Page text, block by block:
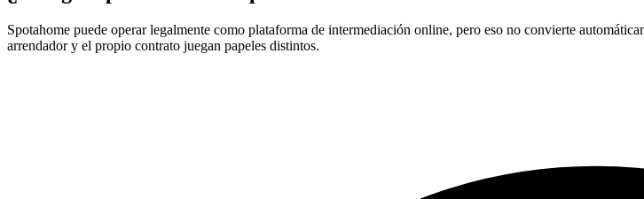
Spotahome puede operar legalmente como plataforma de intermediación online, pero eso no convierte
arrendador y el propio contrato juegan papeles distintos.